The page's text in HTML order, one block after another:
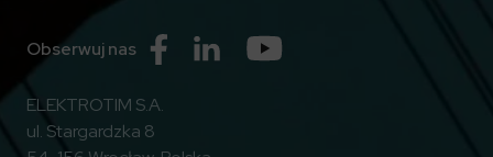
Obserwuj nas Przejdź do Facebook
Przejdź do Linkedin
ELEKTROTIM S.A.
ul. Stargardzka 8